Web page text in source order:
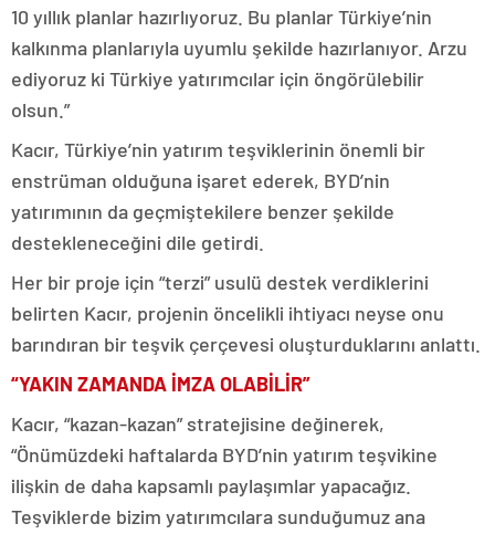
10 yıllık planlar hazırlıyoruz. Bu planlar Türkiye’nin
kalkınma planlarıyla uyumlu şekilde hazırlanıyor. Arzu
ediyoruz ki Türkiye yatırımcılar için öngörülebilir
olsun.”
Kacır, Türkiye’nin yatırım teşviklerinin önemli bir
enstrüman olduğuna işaret ederek, BYD’nin
yatırımının da geçmiştekilere benzer şekilde
destekleneceğini dile getirdi.
Her bir proje için “terzi” usulü destek verdiklerini
belirten Kacır, projenin öncelikli ihtiyacı neyse onu
barındıran bir teşvik çerçevesi oluşturduklarını anlattı.
“YAKIN ZAMANDA İMZA OLABİLİR”
Kacır, “kazan-kazan” stratejisine değinerek,
“Önümüzdeki haftalarda BYD’nin yatırım teşvikine
ilişkin de daha kapsamlı paylaşımlar yapacağız.
Teşviklerde bizim yatırımcılara sunduğumuz ana